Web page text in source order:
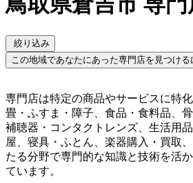
絞り込み
この地域であなたにあった専門店を見つける
専門店は特定の商品やサービスに特
畳・ふすま・障子、食品・食料品、
補聴器・コンタクトレンズ、生活用
屋、寝具・ふとん、楽器購入・買取
たる分野で専門的な知識と技術を活
ています。